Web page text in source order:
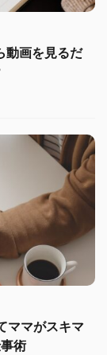
動画を見るだ
ママがスキマ
術